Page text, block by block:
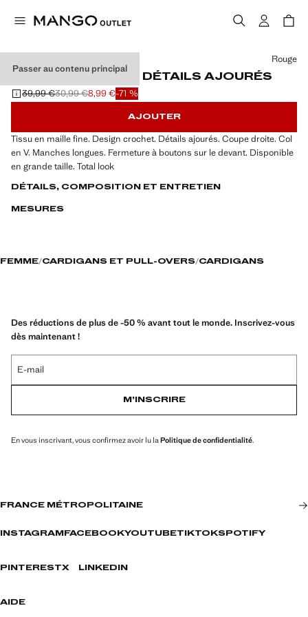
Passer au contenu principal
CARDIGAN MAILLE DÉTAILS AJOURÉS
Prix initial barré [39,99 € ]
39,99 €
Deuxième prix barré [30,99 € ]
30,99 €
Prix actuel [8,99 € ]8,99 €-71 %
Choisissez une couleur
Rouge
AJOUTER
Tissu en maille fine. Design crochet. Détails ajourés. Coupe droite. Col
en V. Manches longues. Fermeture à boutons sur le devant. Disponible
en grande taille. Total look
DÉTAILS, COMPOSITION ET ENTRETIEN
MESURES
FEMME CARDIGANS ET PULL-OVERS CARDIGANS
Des réductions de plus de -50 % avant tout le monde. Inscrivez-vous
dès maintenant !
E-mail
M’INSCRIRE
En vous inscrivant, vous confirmez avoir lu la Politique de confidentialité.
FRANCE MÉTROPOLITAINE
INSTAGRAM FACEBOOKYOUTUBETIKTOKSPOTIFY
PINTERESTX LINKEDIN
AIDE